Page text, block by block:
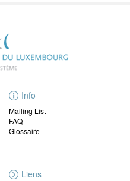
Info
Mailing List
FAQ
Glossaire
Liens